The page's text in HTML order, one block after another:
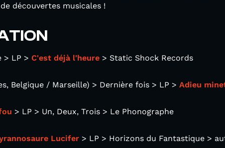
découvertes musicales !
> LP > C'est déjà l'heure > Static Shock Records
Belgique / Marseille) > Dernière fois > LP > Adieu
> LP > Un, Deux, Trois > Le Phonographe
Lucifer > LP > Horizons du Fantastique >